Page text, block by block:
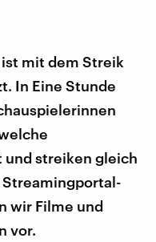
mit dem Streik
In Eine Stunde
und streiken gleich
wir Filme und
vor.